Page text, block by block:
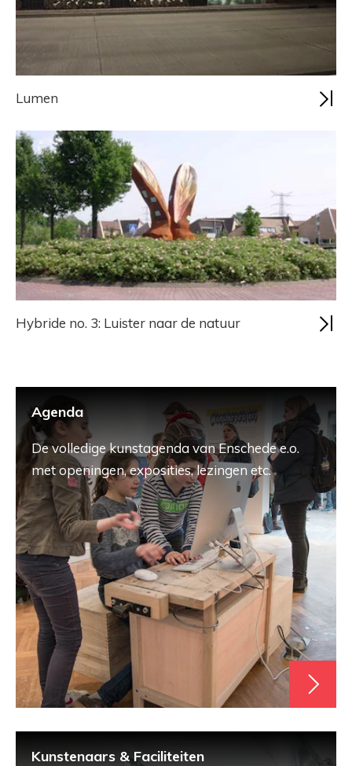
Lumen
Hybride no. 3: Luister naar de natuur
Agenda
De volledige kunstagenda van Enschede e.o.
met openingen, exposities, lezingen etc.
Kunstenaars & Faciliteiten